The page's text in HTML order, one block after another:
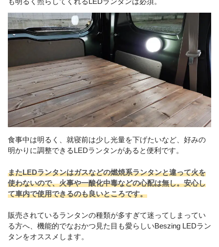
食事中は明るく、就寝前は少し光量を下げたいなど、好みの
明かりに調整できるLEDランタンがあると便利です。
またLEDランタンはガスなどの燃焼系ランタンと違って火を
使わないので、火事や一酸化中毒などの心配は無し。安心し
て車内で使用できるのも良いところです。
販売されているランタンの種類が多すぎて迷ってしまってい
る方へ、機能的でなおかつ見た目も愛らしいBeszing LEDラン
タンをオススメします。